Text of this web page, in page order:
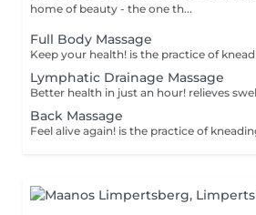
home of beauty - the one th...
Full Body Massage
Lymphatic Drainage Massage
Back Massage